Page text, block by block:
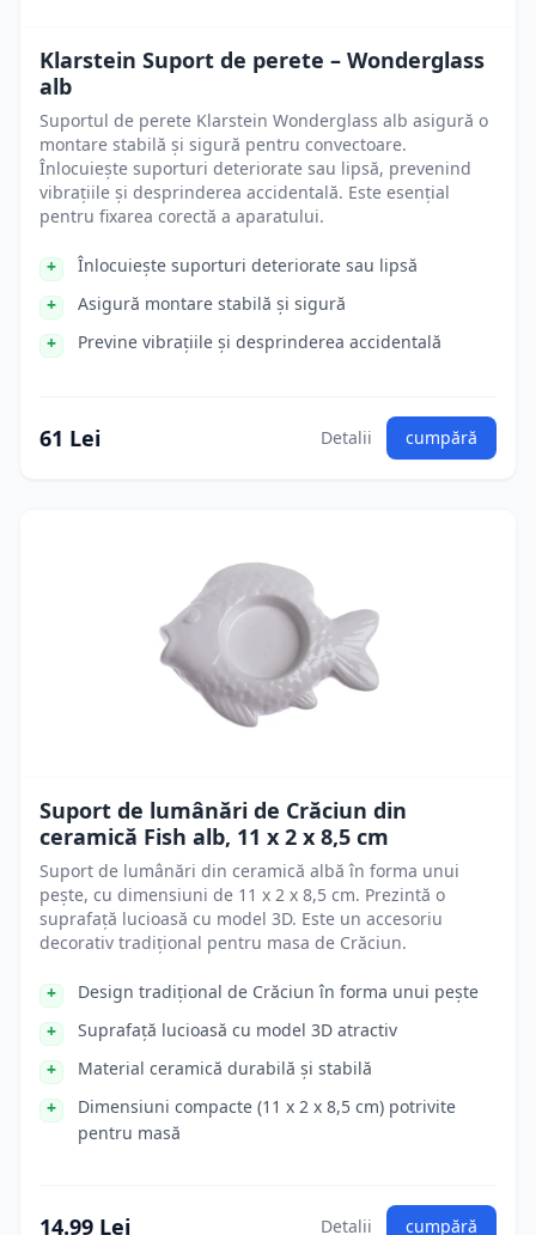
Klarstein Suport de perete – Wonderglass
alb
Suportul de perete Klarstein Wonderglass alb asigură o
montare stabilă și sigură pentru convectoare.
Înlocuiește suporturi deteriorate sau lipsă, prevenind
vibrațiile și desprinderea accidentală. Este esențial
pentru fixarea corectă a aparatului.
Înlocuiește suporturi deteriorate sau lipsă
Asigură montare stabilă și sigură
Previne vibrațiile și desprinderea accidentală
61 Lei Detalii cumpără
Suport de lumânări de Crăciun din
ceramică Fish alb, 11 x 2 x 8,5 cm
Suport de lumânări din ceramică albă în forma unui
pește, cu dimensiuni de 11 x 2 x 8,5 cm. Prezintă o
suprafață lucioasă cu model 3D. Este un accesoriu
decorativ tradițional pentru masa de Crăciun.
Design tradițional de Crăciun în forma unui pește
Suprafață lucioasă cu model 3D atractiv
Material ceramică durabilă și stabilă
Dimensiuni compacte (11 x 2 x 8,5 cm) potrivite
pentru masă
14.99 Lei Detalii cumpără